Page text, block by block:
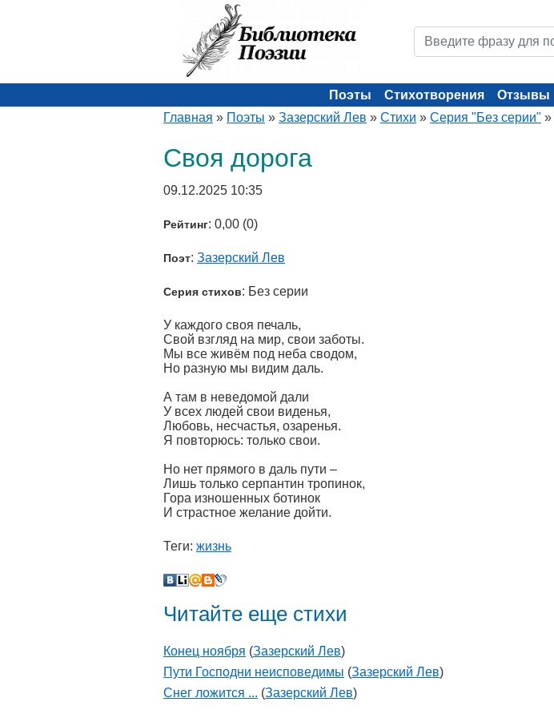
Поэты Стихотворения Отзывы
Главная » Поэты » Зазерский Лев » Стихи » Серия "Без серии" »
Своя дорога
09.12.2025 10:35
Рейтинг: 0,00 (0)
Поэт: Зазерский Лев
Серия стихов: Без серии
У каждого своя печаль,
Свой взгляд на мир, свои заботы.
Мы все живём под неба сводом,
Но разную мы видим даль.
А там в неведомой дали
У всех людей свои виденья,
Любовь, несчастья, озаренья.
Я повторюсь: только свои.
Но нет прямого в даль пути –
Лишь только серпантин тропинок,
Гора изношенных ботинок
И страстное желание дойти.
Теги: жизнь
Читайте еще стихи
Конец ноября (Зазерский Лев)
Пути Господни неисповедимы (Зазерский Лев)
Снег ложится ... (Зазерский Лев)